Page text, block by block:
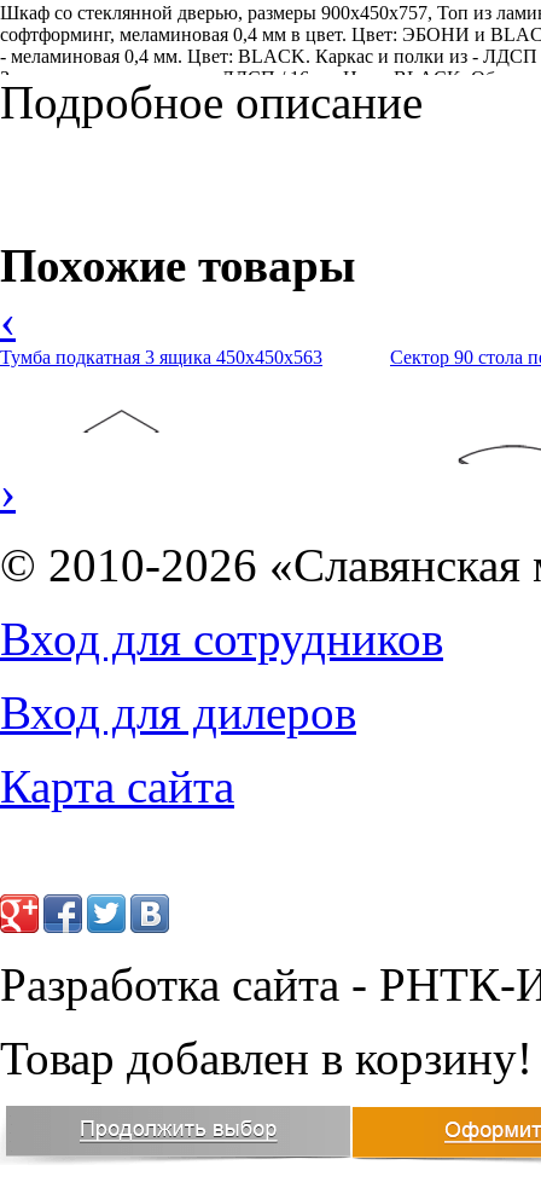
Шкаф со стеклянной дверью, размеры 900х450х757, Топ из
софтформинг, меламиновая 0,4 мм в цвет. Цвет: ЭБОНИ и
- меламиновая 0,4 мм. Цвет: BLACK. Каркас и полки из -
Задние стенки: материал - ЛДСП / 16 мм.Цвет: BLACK.
Двери стеклянные: закаленные, тонированные в массе без
Подробное описание
Похожие товары
‹
Тумба подкатная 3 ящика 450х450х563 Сектор 90 стола
›
© 2010-2026 «Славянская
Вход для сотрудников
Вход для дилеров
Карта сайта
Разработка сайта - РНТК-
Товар добавлен в корзину!